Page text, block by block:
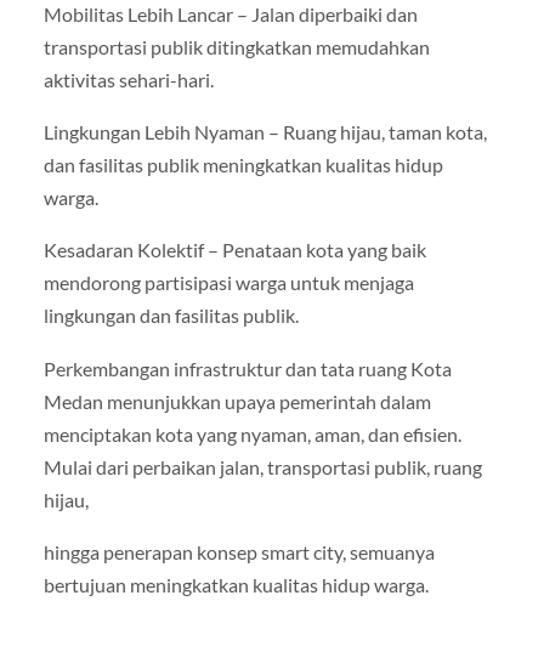
Mobilitas Lebih Lancar – Jalan diperbaiki dan
transportasi publik ditingkatkan memudahkan
aktivitas sehari-hari.
Lingkungan Lebih Nyaman – Ruang hijau, taman kota,
dan fasilitas publik meningkatkan kualitas hidup
warga.
Kesadaran Kolektif – Penataan kota yang baik
mendorong partisipasi warga untuk menjaga
lingkungan dan fasilitas publik.
Perkembangan infrastruktur dan tata ruang Kota
Medan menunjukkan upaya pemerintah dalam
menciptakan kota yang nyaman, aman, dan efisien.
Mulai dari perbaikan jalan, transportasi publik, ruang
hijau,
hingga penerapan konsep smart city, semuanya
bertujuan meningkatkan kualitas hidup warga.